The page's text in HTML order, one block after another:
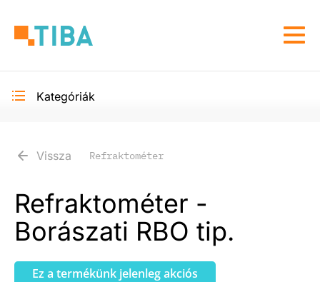
tartalomra
ToggleKategóriák
Vissza Refraktométer
Refraktométer -
Borászati RBO tip.
Ez a termékünk jelenleg akciós